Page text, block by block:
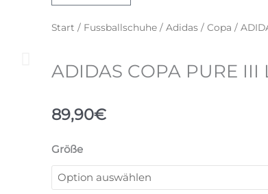
Start / Fussballschuhe / Adidas / Copa /
ADIDAS COPA PURE III
89,90€
Größe
ADIDAS
COPA
PURE